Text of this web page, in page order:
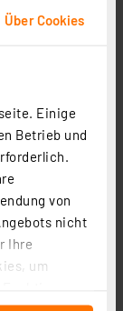
Über Cookies
Einige
Betrieb und
von
nicht
Ihre
um
als